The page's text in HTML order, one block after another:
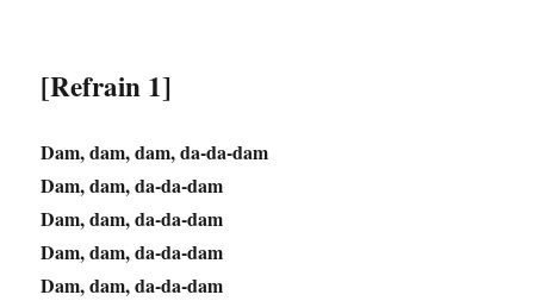
[Refrain 1]
Dam, dam, dam, da-da-dam
Dam, dam, da-da-dam
Dam, dam, da-da-dam
Dam, dam, da-da-dam
Dam, dam, da-da-dam